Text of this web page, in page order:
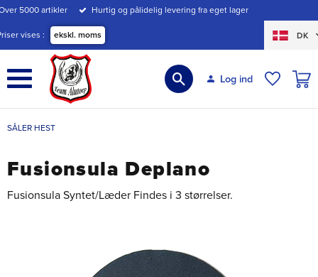
Menu
5000 artikler Hurtig og pålidelig levering fra eget lager
vises ekskl. moms DK
Log ind
SÅLER HEST
Fusionsula Deplano
Fusionsula Syntet/Læder Findes i 3 størrelser.